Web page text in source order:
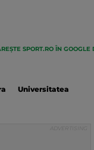
SPORT.RO ÎN GOOGLE
Universitatea